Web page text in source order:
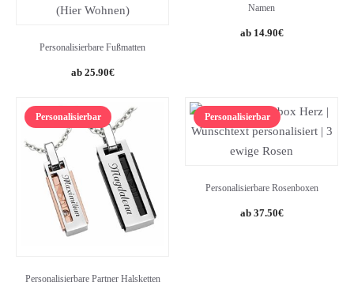
Personalisierbare Fußmatten
25.90€
Namen
14.90€
Personalisierbar
Personalisierbare Partner Halsketten
Personalisierbar
Personalisierbare Rosenboxen
37.50€